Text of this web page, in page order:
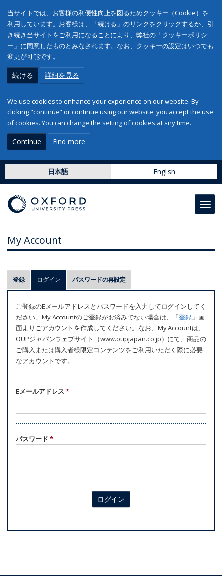
当サイトでは、お客様の利便性向上を図るためクッキー（Cookie）を
利用しています。お客様は、「続ける」のリンクをクリックするか、引
き続き当サイトをご利用になることにより、弊社の「クッキーポリシ
ー」に同意したものとみなされます。なお、クッキーの設定はいつでも
変更が可能です。
続ける 詳細を見る
We use cookies to enhance your experience on our website. By
clicking "continue" or continue using our website, you accept the use
of cookies. You can change the setting of cookies at any time.
Continue Find more
日本語 English
My Account
プ
ラ
マ
リ
ー
タ
ブ
登録 ログイン (アクティブなタブ)
パスワードの再設定
ご登録のEメールアドレスとパスワードを入力してログインしてく
ださい。My Accountのご登録がお済みでない場合は、「登録 」画
面よりごアカウントを作成してください。なお、My Accountは、
OUPジャパンウェブサイト（www.oupjapan.co.jp）にて、商品の
ご購入または購入者様限定コンテンツをご利用いただく際に必要
なアカウントです。
Eメールアドレス *
パスワード *
ログイン